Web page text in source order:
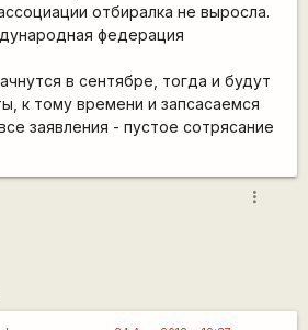
отбиралка не выросла.
федерация
в сентябре, тогда и будут
к тому времени и запсасаемся
заявления - пустое сотрясание
more_vert